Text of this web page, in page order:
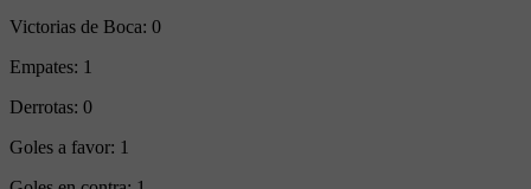
Victorias de Boca: 0
Empates: 1
Derrotas: 0
Goles a favor: 1